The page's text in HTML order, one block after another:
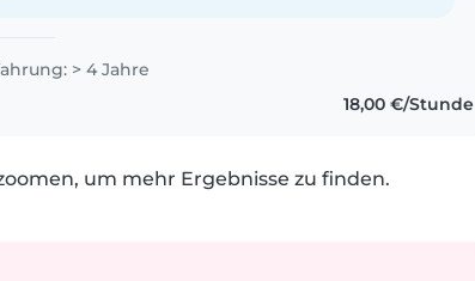
> 4 Jahre
18,00 €/Stunde
um mehr Ergebnisse zu finden.